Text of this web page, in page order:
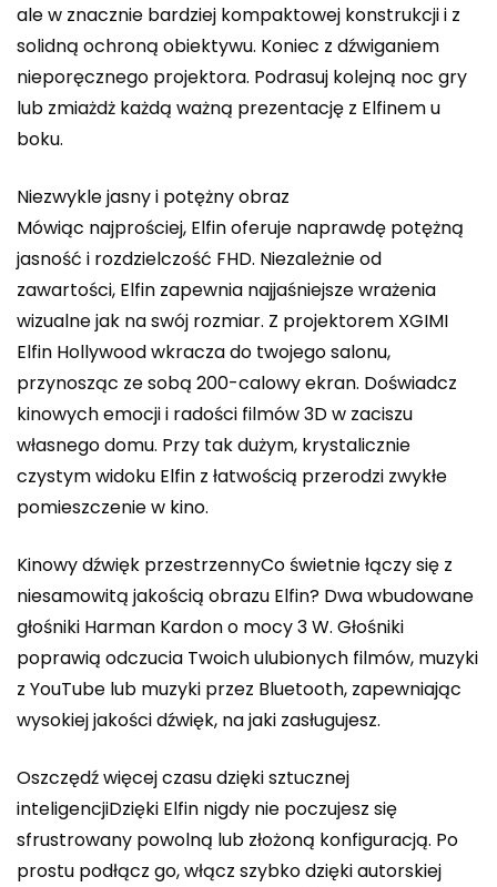
ale w znacznie bardziej kompaktowej konstrukcji i z
solidną ochroną obiektywu. Koniec z dźwiganiem
nieporęcznego projektora. Podrasuj kolejną noc gry
lub zmiażdż każdą ważną prezentację z Elfinem u
boku.
Niezwykle jasny i potężny obraz
Mówiąc najprościej, Elfin oferuje naprawdę potężną
jasność i rozdzielczość FHD. Niezależnie od
zawartości, Elfin zapewnia najjaśniejsze wrażenia
wizualne jak na swój rozmiar. Z projektorem XGIMI
Elfin Hollywood wkracza do twojego salonu,
przynosząc ze sobą 200-calowy ekran. Doświadcz
kinowych emocji i radości filmów 3D w zaciszu
własnego domu. Przy tak dużym, krystalicznie
czystym widoku Elfin z łatwością przerodzi zwykłe
pomieszczenie w kino.
Kinowy dźwięk przestrzennyCo świetnie łączy się z
niesamowitą jakością obrazu Elfin? Dwa wbudowane
głośniki Harman Kardon o mocy 3 W. Głośniki
poprawią odczucia Twoich ulubionych filmów, muzyki
z YouTube lub muzyki przez Bluetooth, zapewniając
wysokiej jakości dźwięk, na jaki zasługujesz.
Oszczędź więcej czasu dzięki sztucznej
inteligencjiDzięki Elfin nigdy nie poczujesz się
sfrustrowany powolną lub złożoną konfiguracją. Po
prostu podłącz go, włącz szybko dzięki autorskiej